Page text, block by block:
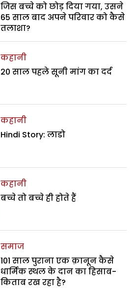
जिस बच्चे को छोड़ दिया गया, उसने
65 साल बाद अपने परिवार को कैसे
तलाशा?
कहानी
20 साल पहले सूनी मांग का दर्द
कहानी
Hindi Story: लाडो
कहानी
बच्चे तो बच्चे ही होते हैं
समाज
101 साल पुराना एक क़ानून कैसे
धार्मिक स्थल के दान का हिसाब-
किताब रख रहा है?